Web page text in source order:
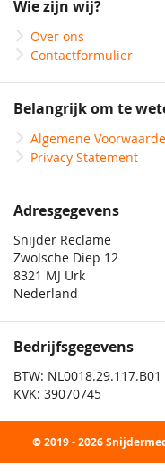
nieuwsbrief
Wie zijn wij?
Over ons
Contactformulier
Belangrijk om te
Algemene
Privacy Statement
Adresgegevens
Snijder Reclame
Zwolsche Diep 12
8321 MJ Urk
Nederland
Bedrijfsgegevens
BTW: NL0018.29.117.B01
KVK: 39070745
© 2019 - 2026